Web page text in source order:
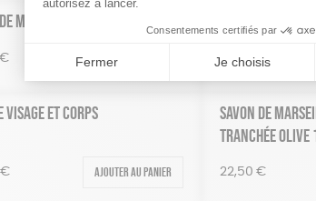
MASSAGE
€ Ajouter au panier
HUILE DE PÉPINS
27,90 €
VISAGE ET CORPS
€ Ajouter au panier
SAVON DE
TRANCHÉE OLIVE
22,50 €